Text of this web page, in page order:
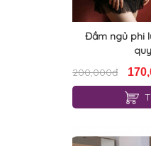
Đầm ngủ phi
200,000đ